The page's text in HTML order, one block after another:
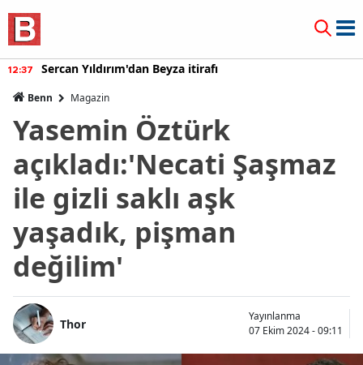
12:37 Sercan Yıldırım'dan Beyza itirafı
Benn Magazin
Yasemin Öztürk
açıkladı:'Necati Şaşmaz
ile gizli saklı aşk
yaşadık, pişman
değilim'
Thor
Yayınlanma
07 Ekim 2024 - 09:11